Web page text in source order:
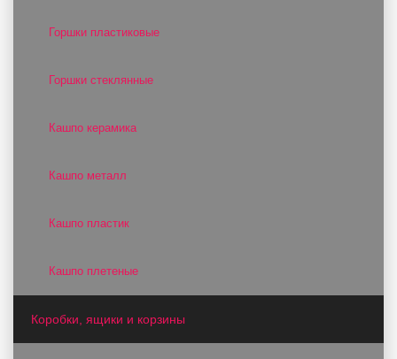
Горшки пластиковые
Горшки стеклянные
Кашпо керамика
Кашпо металл
Кашпо пластик
Кашпо плетеные
Коробки, ящики и корзины